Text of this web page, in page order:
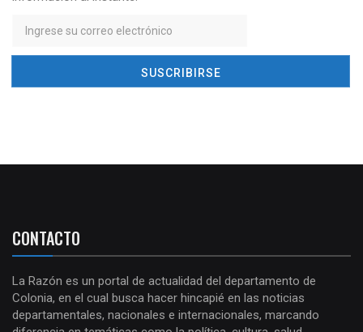
CONTACTO
La Razón es un portal de actualidad del departamento de
Colonia, en el cual busca hacer hincapié en las noticias
departamentales, nacionales e internacionales, marcando